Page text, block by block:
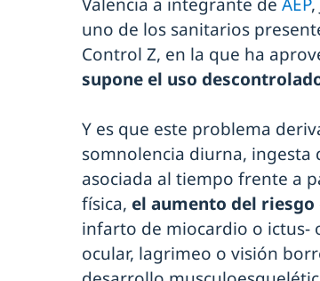
uno de los sanitarios
Control Z, en la que ha
supone el uso
Y es que este problema
somnolencia diurna, ingesta
asociada al tiempo frente a
física, el aumento del
infarto de miocardio o ictus-
ocular, lagrimeo o visión